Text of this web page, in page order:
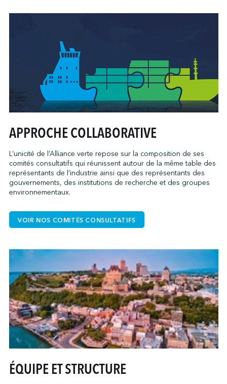
APPROCHE COLLABORATIVE
L’unicité de l’Alliance verte repose sur la composition de ses
comités consultatifs qui réunissent autour de la même table des
représentants de l’industrie ainsi que des représentants des
gouvernements, des institutions de recherche et des groupes
environnementaux.
VOIR NOS COMITÉS CONSULTATIFS
ÉQUIPE ET STRUCTURE